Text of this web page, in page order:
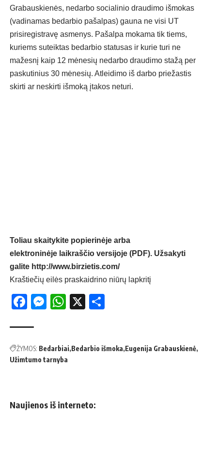
Grabauskienės, nedarbo socialinio draudimo išmokas
(vadinamas bedarbio pašalpas) gauna ne visi UT
prisiregistravę asmenys. Pašalpa mokama tik tiems,
kuriems suteiktas bedarbio statusas ir kurie turi ne
mažesnį kaip 12 mėnesių nedarbo draudimo stažą per
paskutinius 30 mėnesių. Atleidimo iš darbo priežastis
skirti ar neskirti išmoką įtakos neturi.
Toliau skaitykite popierinėje arba
elektroninėje laikraščio versijoje (PDF). Užsakyti
galite http://www.birzietis.com/
Kraštiečių eilės praskaidrino niūrų lapkritį
Facebook
Messenger
WhatsApp
X
ŽYMOS: Bedarbiai Bedarbio išmoka Eugenija Grabauskienė
Užimtumo tarnyba
Naujienos iš interneto: